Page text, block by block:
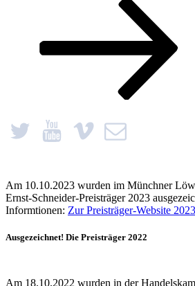
Am 10.10.2023 wurden im Münchner
Ernst-Schneider-Preisträger 2023
Informtionen: Zur Preisträger-Website 2023
Ausgezeichnet! Die Preisträger 2022
Am 18.10.2022 wurden in der